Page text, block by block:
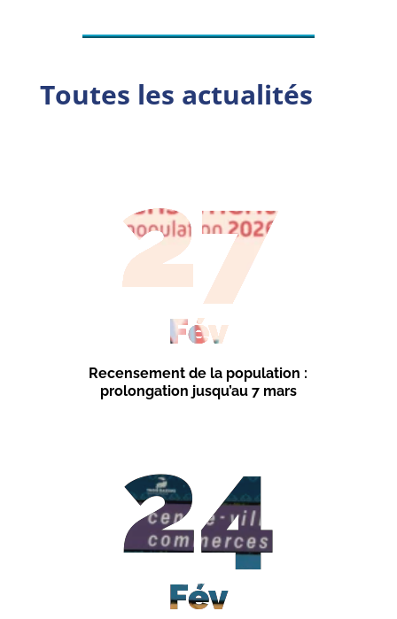
Toutes les actualités
Recensement de la population :
prolongation jusqu’au 7 mars
27
Fév
24
Fév